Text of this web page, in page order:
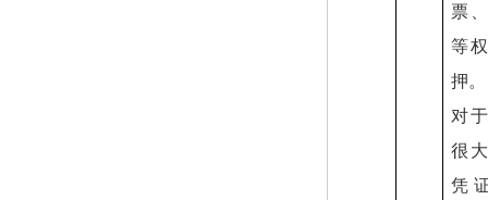
票
等
押。
对
很
凭